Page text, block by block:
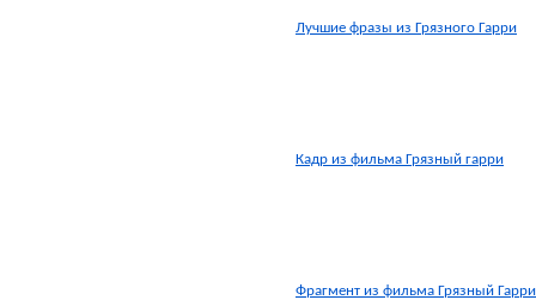
Лучшие фразы из Грязного Гарри
Кадр из фильма Грязный гарри
Фрагмент из фильма Грязный Гарри